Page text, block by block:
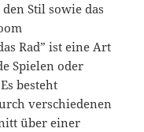
Stil sowie das
Rad” ist eine Art
Spielen oder
besteht
verschiedenen
über einer